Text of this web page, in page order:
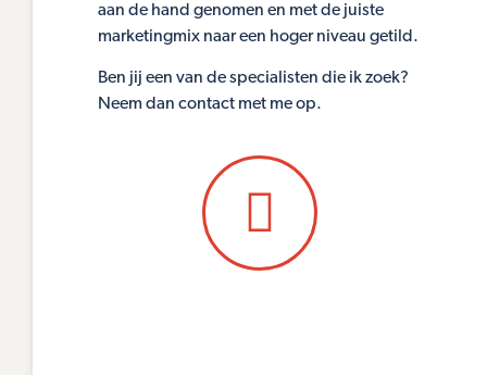
aan de hand genomen en met de juiste
marketingmix naar een hoger niveau getild.
Ben jij een van de specialisten die ik zoek?
Neem dan contact met me op.